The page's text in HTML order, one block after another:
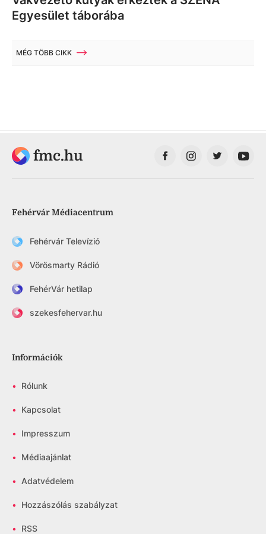
Egyesület táborába
MÉG TÖBB CIKK
fmc.hu
Fehérvár Médiacentrum
Fehérvár Televízió
Vörösmarty Rádió
FehérVár hetilap
szekesfehervar.hu
Információk
• Rólunk
• Kapcsolat
• Impresszum
• Médiaajánlat
• Adatvédelem
• Hozzászólás szabályzat
• RSS